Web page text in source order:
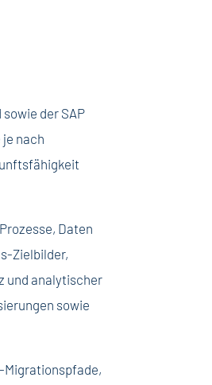
der SAP
nach
Daten
Zielbilder,
und analytischer
sowie
Migrationspfade,